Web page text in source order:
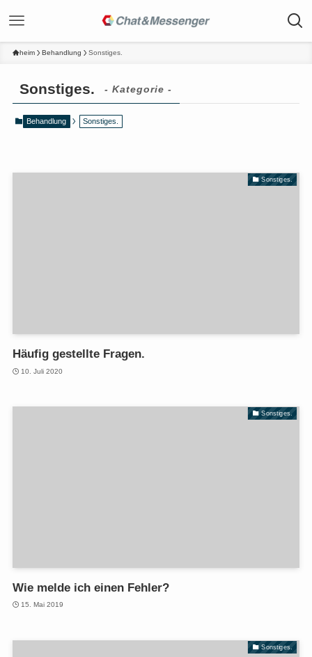
heim Behandlung Sonstiges.
Sonstiges. - Kategorie -
Behandlung Sonstiges.
Sonstiges.
Häufig gestellte Fragen.
10. Juli 2020
Sonstiges.
Wie melde ich einen Fehler?
15. Mai 2019
Sonstiges.